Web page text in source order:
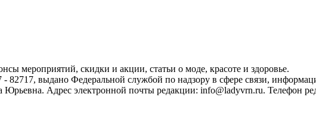
мероприятий, скидки и акции, статьи о моде, красоте и здоровье.
82717, выдано Федеральной службой по надзору в сфере связи,
Юрьевна. Адрес электронной почты редакции: info@ladyvrn.ru. Телефон